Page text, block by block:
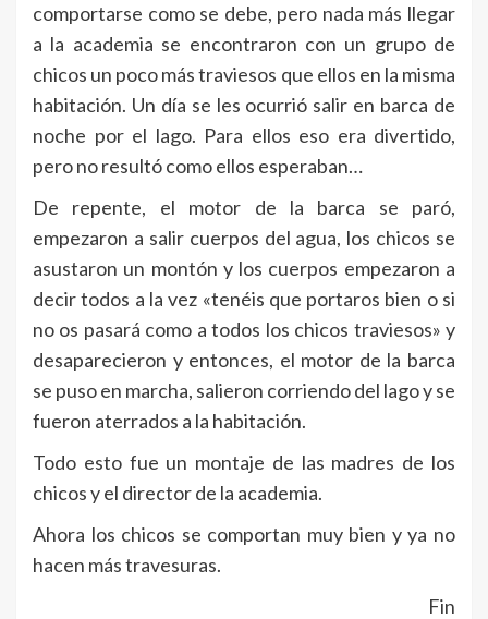
comportarse como se debe, pero nada más llegar
a la academia se encontraron con un grupo de
chicos un poco más traviesos que ellos en la misma
habitación. Un día se les ocurrió salir en barca de
noche por el lago. Para ellos eso era divertido,
pero no resultó como ellos esperaban…
De repente, el motor de la barca se paró,
empezaron a salir cuerpos del agua, los chicos se
asustaron un montón y los cuerpos empezaron a
decir todos a la vez «tenéis que portaros bien o si
no os pasará como a todos los chicos traviesos» y
desaparecieron y entonces, el motor de la barca
se puso en marcha, salieron corriendo del lago y se
fueron aterrados a la habitación.
Todo esto fue un montaje de las madres de los
chicos y el director de la academia.
Ahora los chicos se comportan muy bien y ya no
hacen más travesuras.
Fin